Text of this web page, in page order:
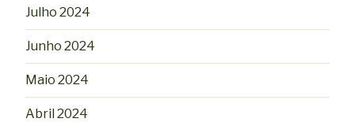
Julho 2024
Junho 2024
Maio 2024
Abril 2024